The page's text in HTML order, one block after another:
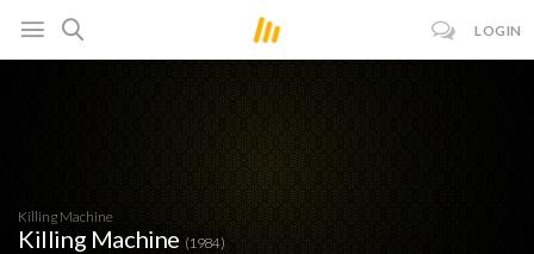
LOGIN
Killing Machine
Killing Machine (1984)